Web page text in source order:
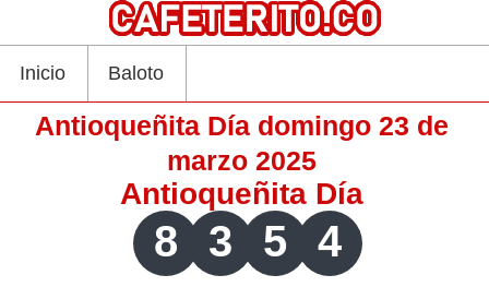
Inicio Baloto
Antioqueñita Día domingo 23 de
marzo 2025
Antioqueñita Día
8 3 5 4